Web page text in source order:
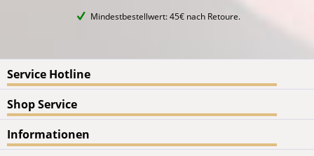
Mindestbestellwert: 45€ nach Retoure.
Service Hotline
Shop Service
Informationen